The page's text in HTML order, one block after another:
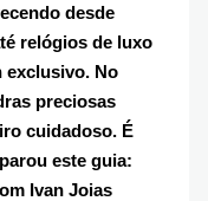
desde
relógios de luxo
exclusivo. No
preciosas
cuidadoso. É
este guia:
Ivan Joias